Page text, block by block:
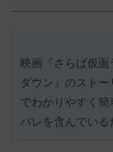
映画『さらば仮
ダウン』のスト
でわかりやすく
バレを含んでいる